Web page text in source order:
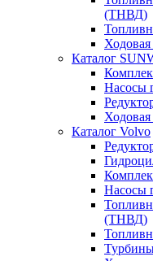
(ТНВД)
Ходовая
Каталог
Насосы
Ходовая
Каталог Volvo
Насосы
(ТНВД)